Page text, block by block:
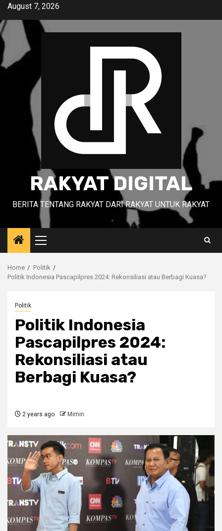
Skip
content
August 7, 2026
RAKYAT DIGITAL
BERITA TENTANG RAKYAT DARI RAKYAT UNTUK RAKYAT
Primary
Menu
Home
Politik
Politik Indonesia Pascapilpres 2024: Rekonsiliasi atau Berbagi Kuasa?
Politik
Politik Indonesia
Pascapilpres 2024:
Rekonsiliasi atau
Berbagi Kuasa?
2 years ago Mimin